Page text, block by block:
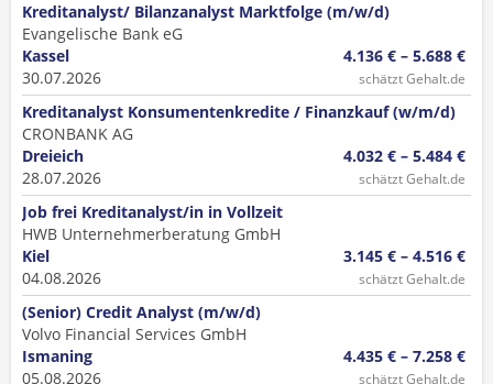
Kreditanalyst/ Bilanzanalyst Marktfolge (m/w/d)
Evangelische Bank eG
Kassel
30.07.2026
4.136 € – 5.688 €
schätzt Gehalt.de
Kreditanalyst Konsumentenkredite / Finanzkauf (w/m/d)
CRONBANK AG
Dreieich
28.07.2026
4.032 € – 5.484 €
schätzt Gehalt.de
Job frei Kreditanalyst/in in Vollzeit
HWB Unternehmerberatung GmbH
Kiel
04.08.2026
3.145 € – 4.516 €
schätzt Gehalt.de
(Senior) Credit Analyst (m/w/d)
Volvo Financial Services GmbH
Ismaning
05.08.2026
4.435 € – 7.258 €
schätzt Gehalt.de